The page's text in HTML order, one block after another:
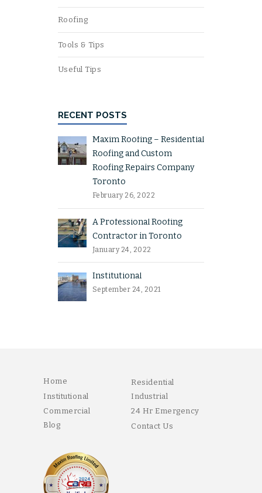
Roofing
Tools & Tips
Useful Tips
RECENT POSTS
Maxim Roofing – Residential
Roofing and Custom
Roofing Repairs Company
Toronto
February 26, 2022
A Professional Roofing
Contractor in Toronto
January 24, 2022
Institutional
September 24, 2021
Home
Residential
Institutional
Industrial
Commercial
24 Hr Emergency
Blog
Contact Us